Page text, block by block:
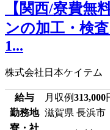
【関西/寮費無
ンの加工・検
1...
株式会社日本ケイテム
給与 月収例313,000
勤務地 滋賀県 長浜市